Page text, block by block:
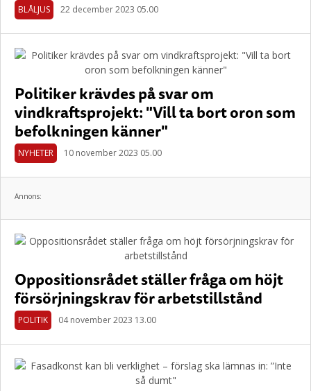
BLÅLJUS 22 december 2023 05.00
Politiker krävdes på svar om
vindkraftsprojekt: "Vill ta bort oron som
befolkningen känner"
NYHETER 10 november 2023 05.00
Annons:
Oppositionsrådet ställer fråga om höjt
försörjningskrav för arbetstillstånd
POLITIK 04 november 2023 13.00